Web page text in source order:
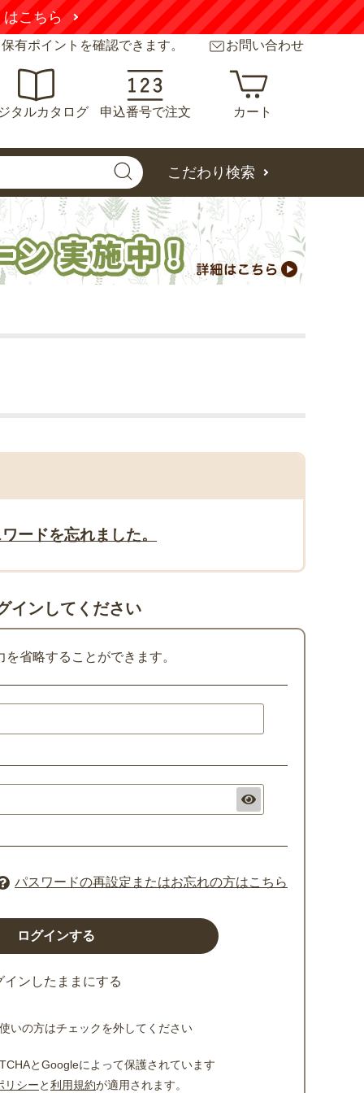
はこちら
有ポイントを確認できます。 お問い合わせ
タルカタログ 申込番号で注文 カート
こだわり検索
ードを忘れました。
インしてください
省略することができます。
パスワードの再設定またはお忘れの方はこちら
インしたままにする
いの方はチェックを外してください
とGoogleによって保護されています
リシーと利用規約が適用されます。